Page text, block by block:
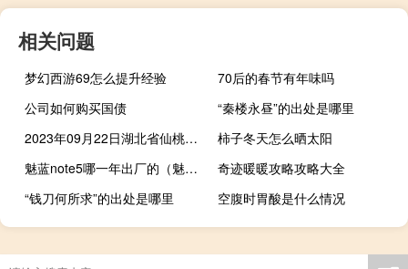
相关问题
梦幻西游69怎么提升经验
70后的春节有年味吗
公司如何购买国债
“秦楼永昼”的出处是哪里
2023年09月22日湖北省仙桃市疫情大数据-今日/今天疫情全网搜索最新实时消息动态情况通知播报
柿子冬天怎么晒太阳
魅蓝note5哪一年出厂的（魅蓝note5）
奇迹暖暖攻略攻略大全
“钱刀何所求”的出处是哪里
空腹时胃酸是什么情况